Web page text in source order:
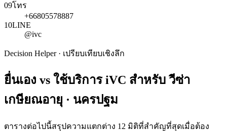
09โทร
+66805578887
10LINE
@ivc
Decision Helper · เปรียบเทียบเชิงลึก
ยื่นเอง vs ใช้บริการ iVC สำหรับวีซ่า
เกษียณอายุ · นครปฐม
ตารางต่อไปนี้สรุปความแตกต่าง 12 มิติที่สำคัญที่สุดเมื่อต้อง